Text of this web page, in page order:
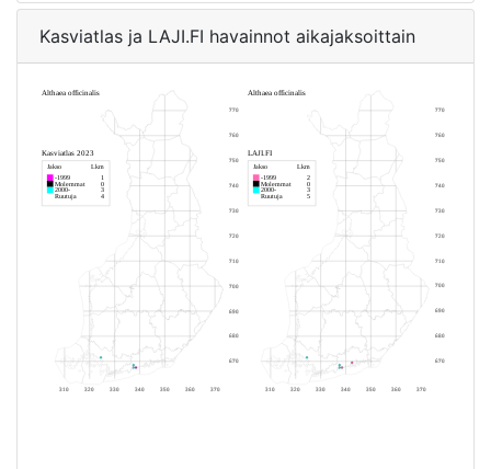
Kasviatlas ja LAJI.FI havainnot aikajaksoittain